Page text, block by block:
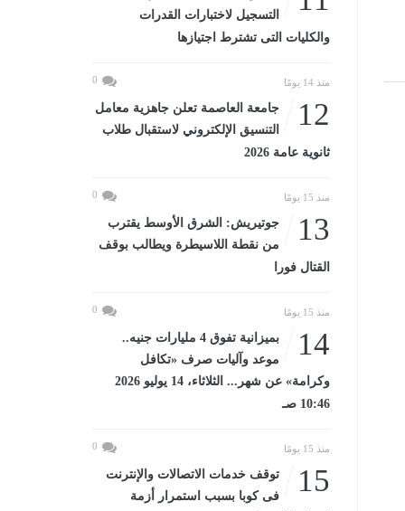
التسجيل لاختبارات القدرات
والكليات التى تشترط اجتيازها
منذ 14 يومًا 0
12
جامعة العاصمة تعلن جاهزية معامل
التنسيق الإلكتروني لاستقبال طلاب
ثانوية عامة 2026
منذ 15 يومًا 0
13
جوتيريش: الشرق الأوسط يقترب
من نقطة اللاسيطرة ويطالب بوقف
القتال فورا
منذ 15 يومًا 0
14
بميزانية تفوق 4 مليارات جنيه..
موعد وآليات صرف «تكافل
وكرامة» عن شهر... الثلاثاء، 14 يوليو 2026
10:46 صـ
منذ 15 يومًا 0
15
توقف خدمات الاتصالات والإنترنت
فى كوبا بسبب استمرار أزمة